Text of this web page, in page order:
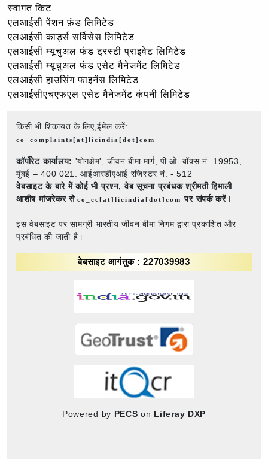
स्वागत किट
एलआईसी पेंशन फ़ंड लिमिटेड
एलआईसी कार्ड्स सर्विसेस लिमिटेड
एलआईसी म्यूचुअल फंड ट्रस्टी प्राइवेट लिमिटेड
एलआईसी म्यूचुअल फंड एसेट मैनेजमेंट लिमिटेड
एलआईसी हाउसिंग फाइनेंस लिमिटेड
एलआईसीएचएफएल एसेट मैनेजमेंट कंपनी लिमिटेड
किसी भी शिकायत के लिए,ईमेल करें:
co_complaints[at]licindia[dot]com
कॉर्पोरेट कार्यालय: 'योगक्षेम', जीवन बीमा मार्ग, पी.ओ. बॉक्स नं. 19953,
मुंबई – 400 021. आईआरडीएआई रजिस्टर नं. - 512
वेबसाइट के बारे में कोई भी प्रश्न, वेब सूचना प्रबंधक श्रीमती हिमाली
आशीष मांजरेकर सेco_cc[at]licindia[dot]comपर संपर्क करें।
इस वेबसाइट पर सामग्री भारतीय जीवन बीमा निगम द्वारा प्रकाशित और
प्रबंधित की जाती है।
वेबसाइट आगंतुक : 227039983
Powered by PECS on Liferay DXP